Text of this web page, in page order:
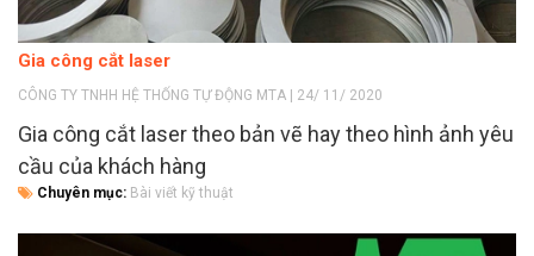
Gia công cắt laser
CÔNG TY TNHH HỆ THỐNG TỰ ĐỘNG MTA | 24/ 11/ 2020
Gia công cắt laser theo bản vẽ hay theo hình ảnh yêu
cầu của khách hàng
Chuyên mục: Bài viết kỹ thuật